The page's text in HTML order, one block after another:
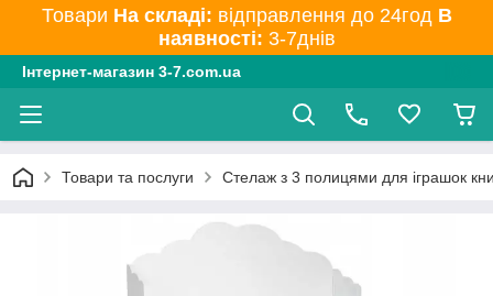
Товари На складі: відправлення до 24год В
наявності: 3-7днів
Інтернет-магазин 3-7.com.ua
Товари та послуги Стелаж з 3 полицями для іграшок